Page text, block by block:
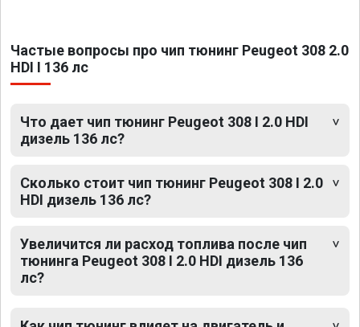
Частые вопросы про чип тюнинг Peugeot 308 2.0
HDI I 136 лс
Что дает чип тюнинг Peugeot 308 I 2.0 HDI
дизель 136 лс?
Сколько стоит чип тюнинг Peugeot 308 I 2.0
HDI дизель 136 лс?
Увеличится ли расход топлива после чип
тюнинга Peugeot 308 I 2.0 HDI дизель 136
лс?